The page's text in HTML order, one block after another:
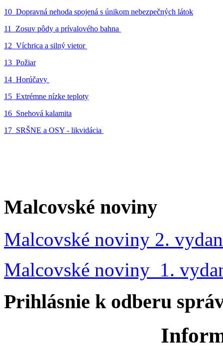
10_Dopravná nehoda spojená s únikom nebezpečných látok
11_Zosuv pôdy a prívalového bahna
12_Víchrica a silný vietor
13_Požiar
14_Horúčavy
15_Extrémne nízke teploty
16_Snehová kalamita
17_SRŠNE a OSY - likvidácia
Malcovské noviny
Malcovské noviny 2.
Malcovské noviny 1.
Prihlásnie k odberu